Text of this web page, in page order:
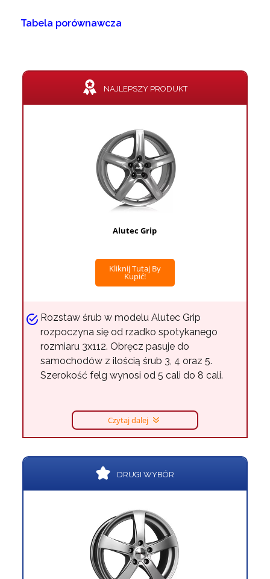
Tabela porównawcza
NAJLEPSZY PRODUKT
Alutec Grip
Kliknij Tutaj By
Kupić!
Rozstaw śrub w modelu Alutec Grip
rozpoczyna się od rzadko spotykanego
rozmiaru 3x112. Obręcz pasuje do
samochodów z ilością śrub 3, 4 oraz 5.
Szerokość felg wynosi od 5 cali do 8 cali.
Czytaj dalej
DRUGI WYBÓR